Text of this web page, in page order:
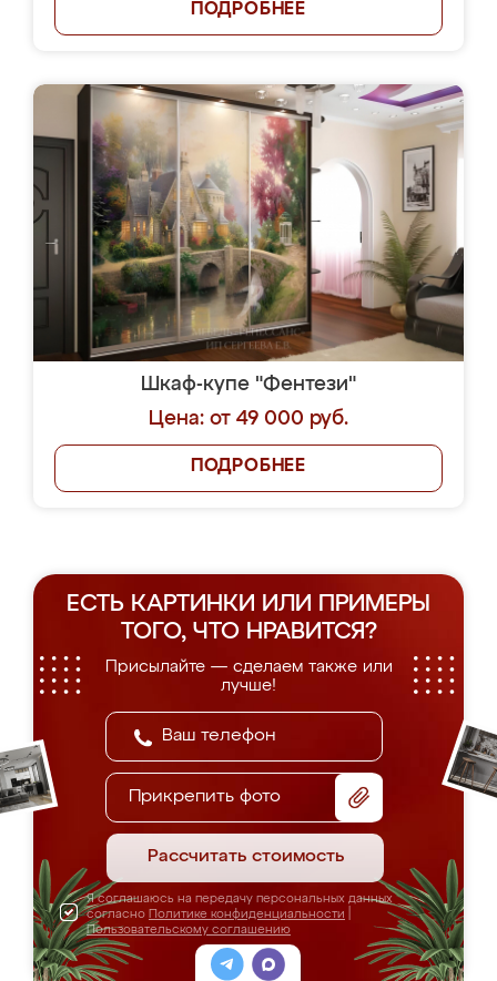
ПОДРОБНЕЕ
Шкаф-купе "Фентези"
Цена: от 49 000 руб.
ПОДРОБНЕЕ
ЕСТЬ КАРТИНКИ ИЛИ ПРИМЕРЫ
ТОГО, ЧТО НРАВИТСЯ?
Присылайте — сделаем также или
лучше!
Прикрепить фото
Рассчитать стоимость
Я соглашаюсь на передачу персональных данных
согласно Политике конфиденциальности
Пользовательскому соглашению